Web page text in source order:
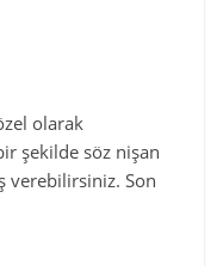
olarak
şekilde söz nişan
verebilirsiniz. Son